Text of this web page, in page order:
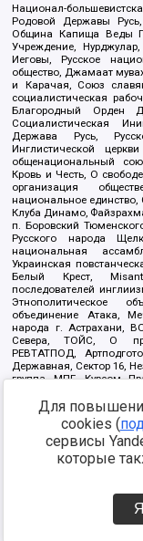
Национал-
Родовой Державы
Община Капища Веды
Учреждение,
Иеговы, Русское
общество, Джамаат
и Карачая, Союз
социалистическая
Благородный Орден
Социалистическая
Держава Русь,
Инглистической
общенациональный
Кровь и Честь, О
организация
национальное единство,
Клуба Динамо,
п. Боровский
Русского народа
национальная
Украинская
Белый Крест,
последователей
Этнополитическое
объединение Атака,
народа г. Астрахани,
Севера, ТОЙС, О
РЕВТАТПОД,
Державная, Сектор 16,
группа МПГ, Курсом
Благотворительный
Арестантское
Дафа, Иртыш Ultras,
Сибирский державный
граждан, Штабы
Краснодара
https://
Для
cookies (
сервисы
которые